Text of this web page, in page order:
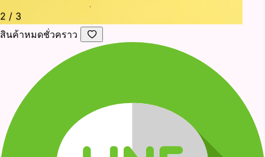
2 / 3
สินค้าหมดชั่วคราว